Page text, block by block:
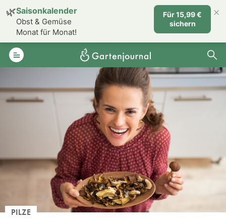
PILZE
🌿Saisonkalender
Obst & Gemüse
Monat für Monat!
Für 15,99 €
sichern
×